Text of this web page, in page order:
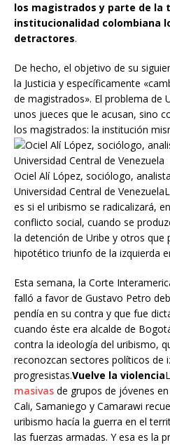
los magistrados y parte de la
institucionalidad colombiana
detractores.
De hecho, el objetivo de su
la Justicia y específicamente
de magistrados». El problema de
unos jueces que le acusan, sino
los magistrados: la institución
Ociel Alí López, sociólogo,
Universidad Central de
es si el uribismo se radicalizará,
conflicto social, cuando se
la detención de Uribe y otros que
hipotético triunfo de la izquierda
Esta semana, la Corte
falló a favor de Gustavo Petro
pendía en su contra y que fue
cuando éste era alcalde de
contra la ideología del uribismo,
reconozcan sectores políticos de
progresistas.Vuelve la violencia
masivas de grupos de jóvenes
Cali, Samaniego y Camarawi
uribismo hacía la guerra en el
las fuerzas armadas. Y esa es la